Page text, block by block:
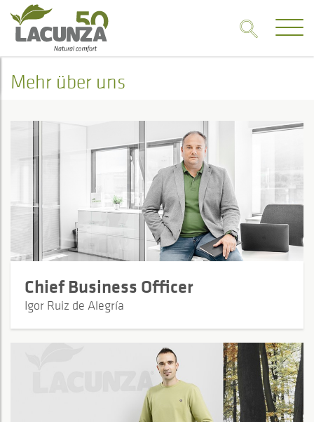
Mehr über uns
Chief Business Officer
Igor Ruiz de Alegría